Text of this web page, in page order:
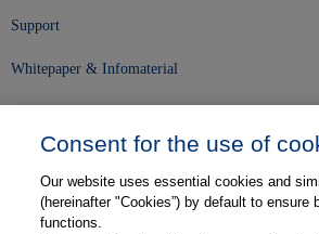
Support
Whitepaper & Infomaterial
Karriere
Consent for the use of
Our website uses essential cookies and
(hereinafter "Cookies”) by default to ensure
functions.